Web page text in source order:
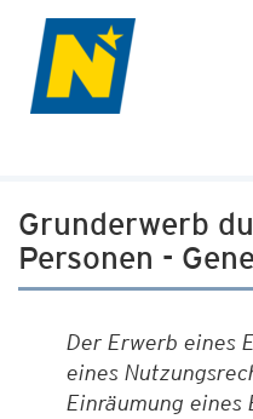
Grunderwerb
Personen -
Der Erwerb eines
eines
Einräumung eines